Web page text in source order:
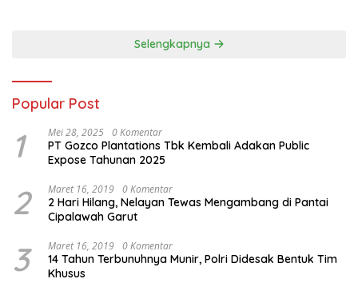
Selengkapnya
Popular Post
1 Mei 28, 2025 0 Komentar
PT Gozco Plantations Tbk Kembali Adakan Public
Expose Tahunan 2025
2 Maret 16, 2019 0 Komentar
2 Hari Hilang, Nelayan Tewas Mengambang di Pantai
Cipalawah Garut
3 Maret 16, 2019 0 Komentar
14 Tahun Terbunuhnya Munir, Polri Didesak Bentuk Tim
Khusus